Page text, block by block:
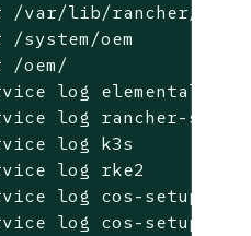
/var/lib/rancher/
oem
/oem/
log elemental-
log rancher-
log k3s
log rke2
log cos-setup-boot
log cos-setup-fs